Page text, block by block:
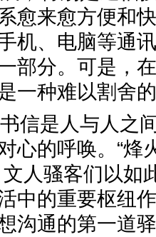
愈来愈方便和
机、电脑等通
部分。可是，
一种难以割舍
信是人与人之
心的呼唤。“烽
人骚客们以如
中的重要枢纽
沟通的第一道